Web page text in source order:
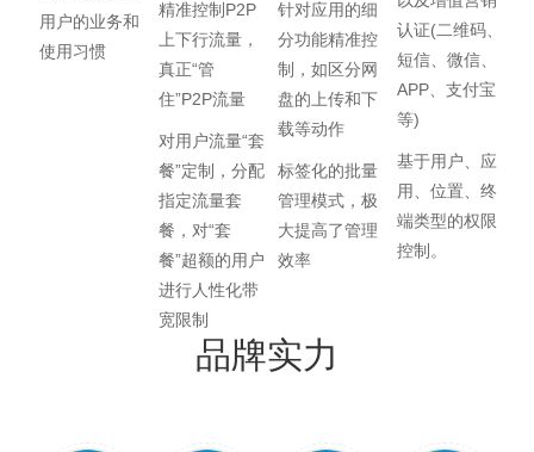
用户的业务和
使用习惯
精准控制P2P
上下行流量，
真正“管
住”P2P流量
对用户流量“套
餐”定制，分配
指定流量套
餐，对“套
餐”超额的用户
进行人性化带
宽限制
针对应用的细
分功能精准控
制，如区分网
盘的上传和下
载等动作
标签化的批量
管理模式，极
大提高了管理
效率
认证(二维码、
短信、微信、
APP、支付宝
等)
基于用户、应
用、位置、终
端类型的权限
控制。
品牌实力